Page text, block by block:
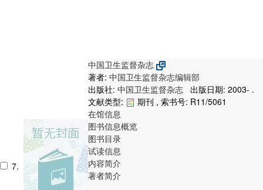
7.
中国卫生监督杂志
著者: 中国卫生监督杂志编辑部
出版社: 中国卫生监督杂志 出版日期: 2003- .
文献类型:
期刊 , 索书号: R11/5061
在馆信息
图书信息概览
图书目录
试读信息
内容简介
著者简介